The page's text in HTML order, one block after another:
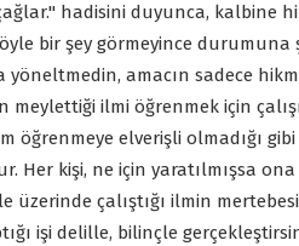
hadisini duyunca, kalbine
bir şey görmeyince durumuna
amacın sadece
meylettiği ilmi öğrenmek için
öğrenmeye elverişli olmadığı
Her kişi, ne için yaratılmışsa
üzerinde çalıştığı ilmin
işi delille, bilinçle